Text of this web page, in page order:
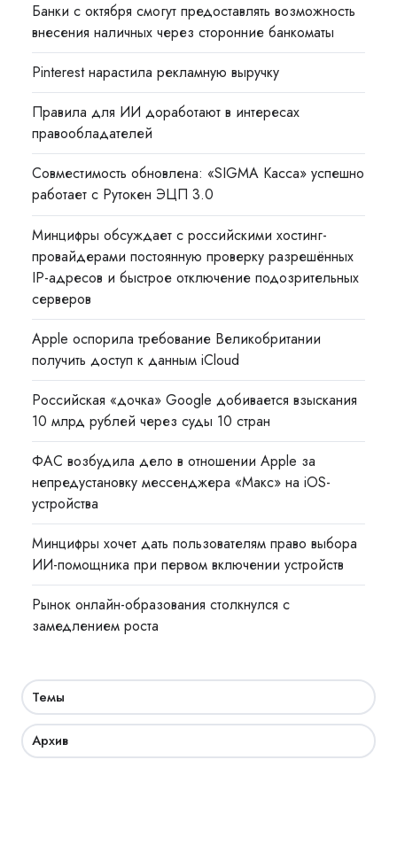
Банки с октября смогут предоставлять возможность
внесения наличных через сторонние банкоматы
Pinterest нарастила рекламную выручку
Правила для ИИ доработают в интересах
правообладателей
Совместимость обновлена: «SIGMA Касса» успешно
работает с Рутокен ЭЦП 3.0
Минцифры обсуждает с российскими хостинг-
провайдерами постоянную проверку разрешённых
IP-адресов и быстрое отключение подозрительных
серверов
Apple оспорила требование Великобритании
получить доступ к данным iCloud
Российская «дочка» Google добивается взыскания
10 млрд рублей через суды 10 стран
ФАС возбудила дело в отношении Apple за
непредустановку мессенджера «Макс» на iOS-
устройства
Минцифры хочет дать пользователям право выбора
ИИ-помощника при первом включении устройств
Рынок онлайн-образования столкнулся с
замедлением роста
Темы
Архив